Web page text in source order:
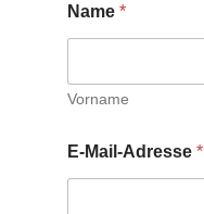
Name*
Vorname
E-Mail-Adresse*